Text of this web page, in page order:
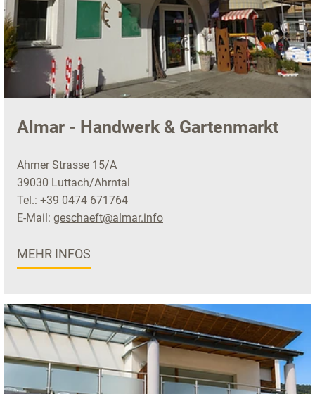
Almar - Handwerk & Gartenmarkt
Ahrner Strasse 15/A
39030 Luttach/Ahrntal
Tel.: +39 0474 671764
E-Mail: geschaeft@almar.info
MEHR INFOS